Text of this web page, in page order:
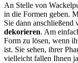
An Stelle von
in die Formen geben.
Sie dann anschließend
dekorieren. Am
Form zu lösen, wenn
ist. Sie sehen, ihrer
vielleicht fallen Ihnen